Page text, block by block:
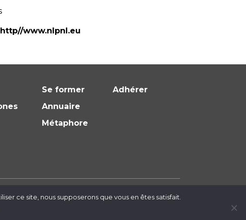
www.nlpnl.eu
Se former
Annuaire
Métaphore
Adhérer
ce site, nous supposerons que vous en êtes satisfait.